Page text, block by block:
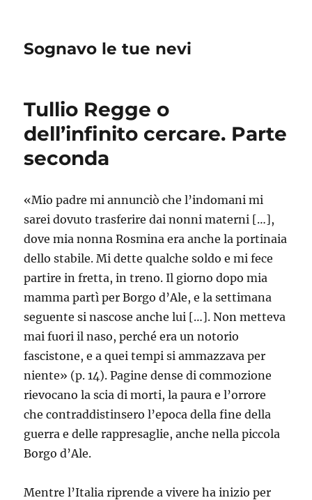
Sognavo le tue nevi
Tullio Regge o
dell’infinito cercare. Parte
seconda
«Mio padre mi annunciò che l’indomani mi
sarei dovuto trasferire dai nonni materni […],
dove mia nonna Rosmina era anche la portinaia
dello stabile. Mi dette qualche soldo e mi fece
partire in fretta, in treno. Il giorno dopo mia
mamma partì per Borgo d’Ale, e la settimana
seguente si nascose anche lui […]. Non metteva
mai fuori il naso, perché era un notorio
fascistone, e a quei tempi si ammazzava per
niente» (p. 14). Pagine dense di commozione
rievocano la scia di morti, la paura e l’orrore
che contraddistinsero l’epoca della fine della
guerra e delle rappresaglie, anche nella piccola
Borgo d’Ale.
Mentre l’Italia riprende a vivere ha inizio per